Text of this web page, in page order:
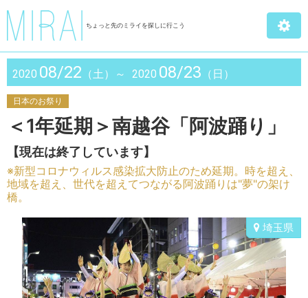
ちょっと先のミライを探しに行こう
2020 08/22 （土）～ 2020 08/23 （日）
日本のお祭り
＜1年延期＞南越谷「阿波踊り」
【現在は終了しています】
※新型コロナウィルス感染拡大防止のため延期。時を超え、
地域を超え、世代を超えてつながる阿波踊りは"夢"の架け
橋。
埼玉県